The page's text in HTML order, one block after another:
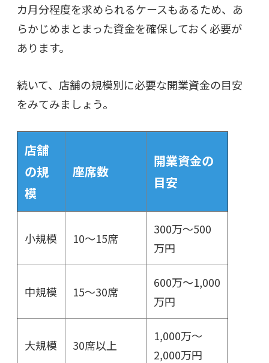
カ月分程度を求められるケースもあるため、あ
らかじめまとまった資金を確保しておく必要が
あります。
続いて、店舗の規模別に必要な開業資金の目安
をみてみましょう。
店舗
の規
模
座席数
開業資金の
目安
小規模 10～15席
300万～500
万円
中規模 15～30席
600万～1,000
万円
大規模 30席以上
1,000万～
2,000万円